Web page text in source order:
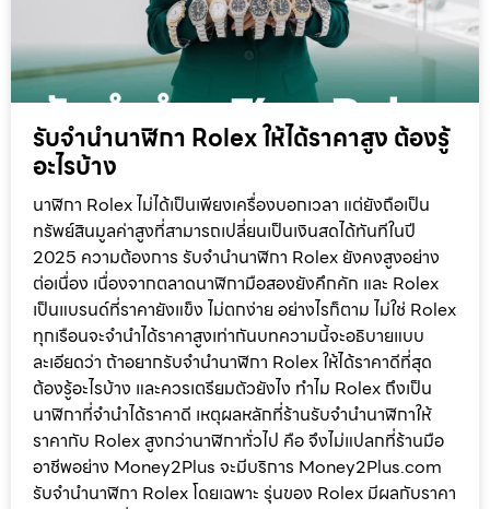
รับจำนำนาฬิกา Rolex ให้ได้ราคาสูง ต้องรู้
อะไรบ้าง
นาฬิกา Rolex ไม่ได้เป็นเพียงเครื่องบอกเวลา แต่ยังถือเป็น
ทรัพย์สินมูลค่าสูงที่สามารถเปลี่ยนเป็นเงินสดได้ทันทีในปี
2025 ความต้องการ รับจำนำนาฬิกา Rolex ยังคงสูงอย่าง
ต่อเนื่อง เนื่องจากตลาดนาฬิกามือสองยังคึกคัก และ Rolex
เป็นแบรนด์ที่ราคายังแข็ง ไม่ตกง่าย อย่างไรก็ตาม ไม่ใช่ Rolex
ทุกเรือนจะจำนำได้ราคาสูงเท่ากันบทความนี้จะอธิบายแบบ
ละเอียดว่า ถ้าอยากรับจำนำนาฬิกา Rolex ให้ได้ราคาดีที่สุด
ต้องรู้อะไรบ้าง และควรเตรียมตัวยังไง ทำไม Rolex ถึงเป็น
นาฬิกาที่จำนำได้ราคาดี เหตุผลหลักที่ร้านรับจำนำนาฬิกาให้
ราคากับ Rolex สูงกว่านาฬิกาทั่วไป คือ จึงไม่แปลกที่ร้านมือ
อาชีพอย่าง Money2Plus จะมีบริการ Money2Plus.com
รับจำนำนาฬิกา Rolex โดยเฉพาะ รุ่นของ Rolex มีผลกับราคา